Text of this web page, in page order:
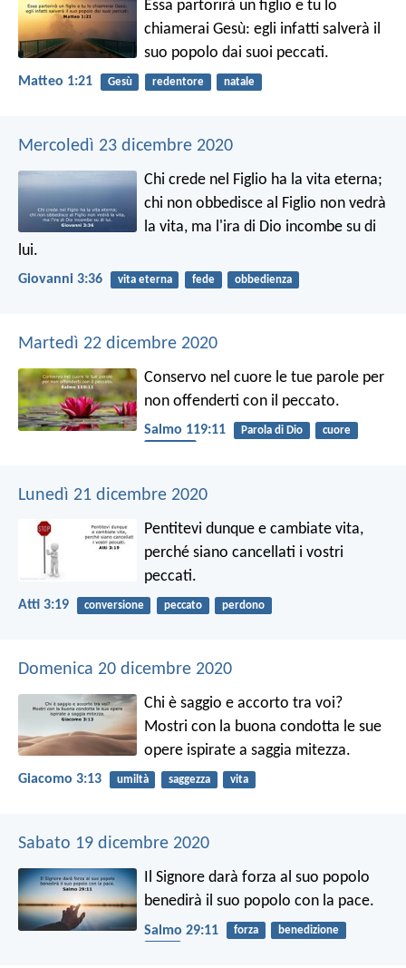
Essa partorirà un figlio e tu lo
chiamerai Gesù: egli infatti salverà il
suo popolo dai suoi peccati.
Matteo 1:21 Gesù redentore natale
Mercoledì 23 dicembre 2020
Chi crede nel Figlio ha la vita eterna;
chi non obbedisce al Figlio non vedrà
la vita, ma l'ira di Dio incombe su di
lui.
Giovanni 3:36 vita eterna fede obbedienza
Martedì 22 dicembre 2020
Conservo nel cuore le tue parole per
non offenderti con il peccato.
Salmo 119:11 Parola di Dio
cuore
Lunedì 21 dicembre 2020
Pentitevi dunque e cambiate vita,
perché siano cancellati i vostri
peccati.
Atti 3:19 conversione peccato perdono
Domenica 20 dicembre 2020
Chi è saggio e accorto tra voi?
Mostri con la buona condotta le sue
opere ispirate a saggia mitezza.
Giacomo 3:13 umiltà saggezza vita
Sabato 19 dicembre 2020
Il Signore darà forza al suo popolo
benedirà il suo popolo con la pace.
Salmo 29:11 forza
benedizione